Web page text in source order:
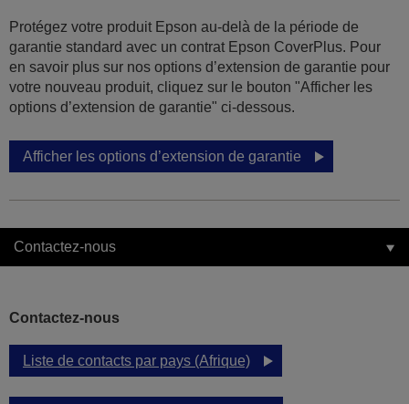
Protégez votre produit Epson au-delà de la période de
garantie standard avec un contrat Epson CoverPlus. Pour
en savoir plus sur nos options d’extension de garantie pour
votre nouveau produit, cliquez sur le bouton "Afficher les
options d’extension de garantie" ci-dessous.
Afficher les options d’extension de garantie
Contactez-nous
Contactez-nous
Liste de contacts par pays (Afrique)